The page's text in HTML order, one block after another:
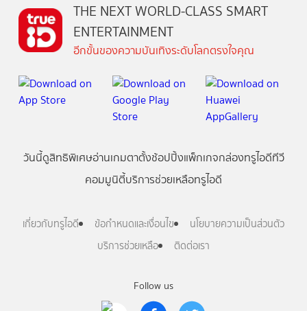
Follow us
THE NEXT WORLD-CLASS SMART
ENTERTAINMENT
อีกขั้นของความบันเทิงระดับโลกตรงใจคุณ
วันนี้ดูสิทธิพิเศษอ่านเกมตาตั้งช้อปปิ้งแพ็กเกจกล่องทรูไอดีทีวี
คอมมูนิตี้บริการช่วยเหลือทรูไอดี
เกี่ยวกับทรูไอดี ข้อกำหนดและเงื่อนไข
นโยบายความเป็นส่วนตัว
บริการช่วยเหลือ
ติดต่อเรา